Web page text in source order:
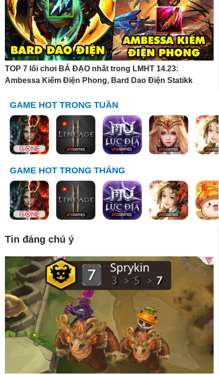
TOP 7 lối chơi BÁ ĐẠO nhất trong LMHT 14.23:
Ambessa Kiếm Điện Phong, Bard Dao Điện Statikk
GAME HOT TRONG TUẦN
GAME HOT TRONG THÁNG
Tin đáng chú ý